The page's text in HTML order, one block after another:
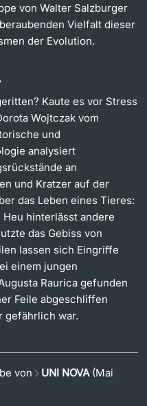
von Walter Salzburger
Vielfalt dieser
der Evolution.
Kaute es vor Stress
Wojtczak vom
und
analysiert
an
und Kratzer auf der
das Leben eines Tieres:
hinterlässt andere
das Gebiss von
lassen sich Eingriffe
einem jungen
Raurica gefunden
Feile abgeschliffen
gefährlich war.
von UNI NOVA(Mai